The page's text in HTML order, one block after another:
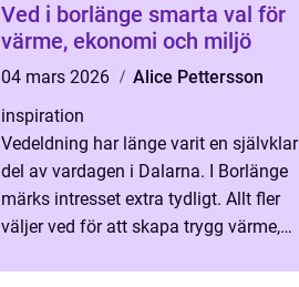
Ved i borlänge smarta val för
värme, ekonomi och miljö
04 mars 2026
Alice Pettersson
inspiration
Vedeldning har länge varit en självklar
del av vardagen i Dalarna. I Borlänge
märks intresset extra tydligt. Allt fler
väljer ved för att skapa trygg värme,